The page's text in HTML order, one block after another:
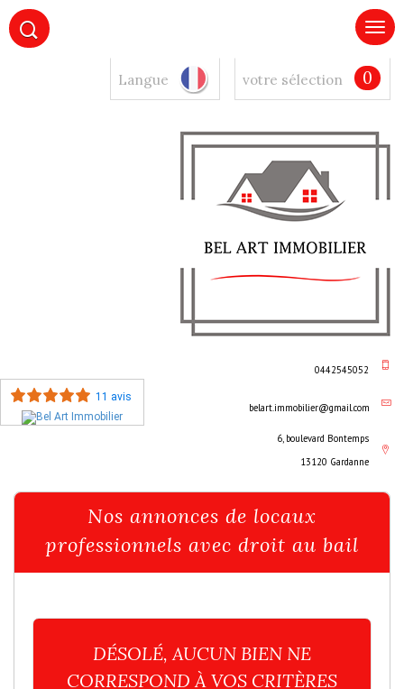
Langue votre sélection 0
0442545052
belart.immobilier@gmail.com
6, boulevard Bontemps
13120 Gardanne
11 avis
Nos annonces de locaux
professionnels avec droit au bail
DÉSOLÉ, AUCUN BIEN NE
CORRESPOND À VOS CRITÈRES